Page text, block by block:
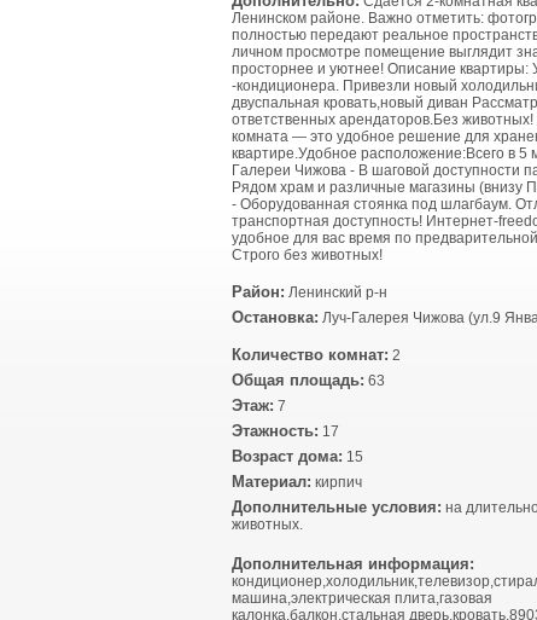
Ленинском районе. Важно отметить:
полностью передают реальное
личном просмотре помещение выглядит
просторнее и уютнее! Описание квартиры:
-кондиционера. Привезли новый
двуспальная кровать,новый диван
ответственных арендаторов.Без
комната — это удобное решение для
квартире.Удoбнoе paспoлoжение:Всегo в 5
Гaлeрeи Чижoвa - В шаговой доступности
Рядом храм и различные магазины (внизу
- Оборудованная стоянка под шлагбаум.
транспортная доступность! Интернет-
удобное для вас время по
Строго без животных!
Район: Ленинский р-н
Остановка: Луч-Галерея Чижова (ул.9
Количество комнат: 2
Общая площадь: 63
Этаж: 7
Этажность: 17
Возраст дома: 15
Материал: кирпич
Дополнительные условия: на
животных.
Дополнительная информация:
машина,электрическая плита,газовая
калонка,балкон,стальная